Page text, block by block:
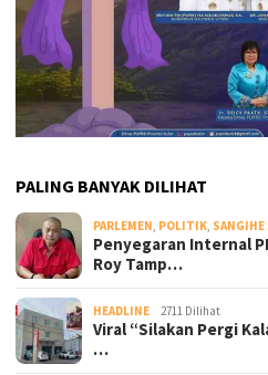
PALING BANYAK DILIHAT
PARLEMEN, POLITIK, SANGIHE
Penyegaran Internal
Roy Tamp…
HEADLINE 2711 Dilihat
Viral “Silakan Pergi
…